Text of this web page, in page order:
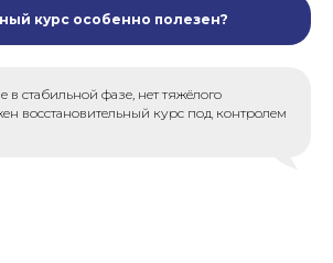
курс особенно полезен?
в стабильной фазе, нет тяжёлого
восстановительный курс под контролем